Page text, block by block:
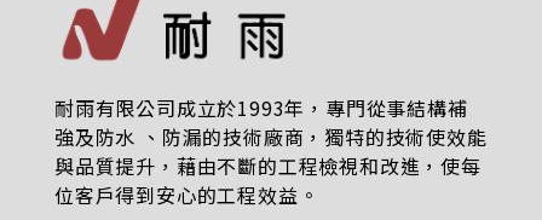
耐雨有限公司成立於1993年，專門從事結構補
強及防水 、防漏的技術廠商，獨特的技術使效能
與品質提升，藉由不斷的工程檢視和改進，使每
位客戶得到安心的工程效益。